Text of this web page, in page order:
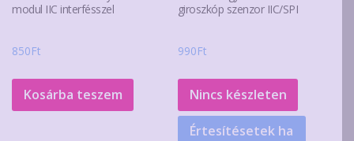
modul IIC interfésszel
850Ft
Kosárba teszem
giroszkóp szenzor IIC/SPI
990Ft
Nincs készleten
Értesítésetek ha